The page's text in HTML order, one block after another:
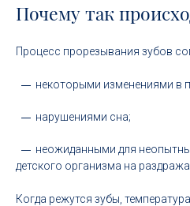
Почему так
Процесс прорезывания зубов
некоторыми изменениями в
нарушениями сна;
неожиданными для
детского организма на
Когда режутся зубы,